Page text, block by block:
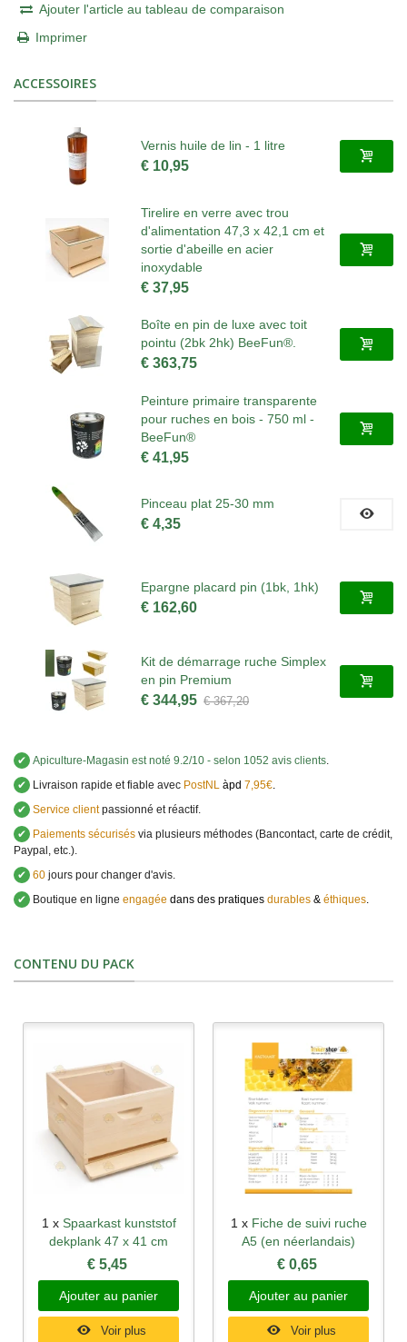
Ajouter l'article au tableau de comparaison
Imprimer
ACCESSOIRES
Vernis huile de lin - 1 litre
€ 10,95
Tirelire en verre avec trou
d'alimentation 47,3 x 42,1 cm et
sortie d'abeille en acier
inoxydable
€ 37,95
Boîte en pin de luxe avec toit
pointu (2bk 2hk) BeeFun®.
€ 363,75
Peinture primaire transparente
pour ruches en bois - 750 ml -
BeeFun®
€ 41,95
Pinceau plat 25-30 mm
€ 4,35
Epargne placard pin (1bk, 1hk)
€ 162,60
Kit de démarrage ruche Simplex
en pin Premium
€ 344,95 € 367,20
✔ Apiculture-Magasin est noté 9.2/10 - selon 1052 avis clients
✔
Livraison rapide et fiable avec PostNL àpd 7,95€
✔ Service clientpassionné et réactif.
✔
Paiements sécurisés via plusieurs méthodes (Bancontact, carte de crédit,
Paypal, etc.).
✔ 60 jours pour changer d'avis.
✔
Boutique en ligne engagée dans des pratiques durables & éthiques
CONTENU DU PACK
1 x Spaarkast kunststof
dekplank 47 x 41 cm
€ 5,45
Ajouter au panier
Voir plus
1 x Fiche de suivi ruche
A5 (en néerlandais)
€ 0,65
Ajouter au panier
Voir plus